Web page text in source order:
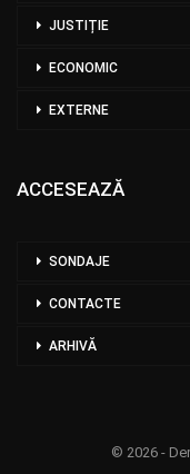
JUSTIȚIE
ECONOMIC
EXTERNE
ACCESEAZĂ
SONDAJE
CONTACTE
ARHIVĂ
© 2026 -